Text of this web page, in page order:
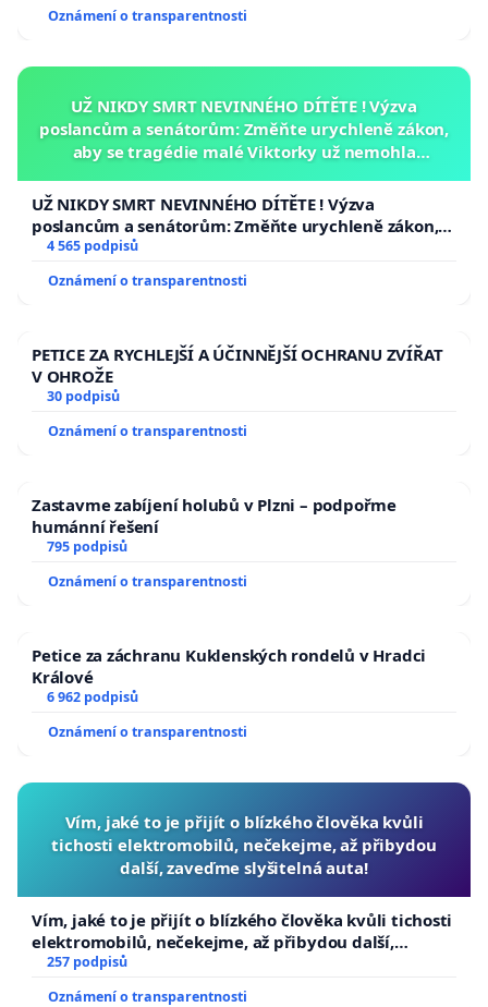
Oznámení o transparentnosti
UŽ NIKDY SMRT NEVINNÉHO DÍTĚTE ! Výzva
poslancům a senátorům: Změňte urychleně zákon,
aby se tragédie malé Viktorky už nemohla
UŽ NIKDY SMRT NEVINNÉHO DÍTĚTE ! Výzva
poslancům a senátorům: Změňte urychleně zákon,
aby se tragédie malé Viktorky už nemohla opakovat!
4 565 podpisů
Oznámení o transparentnosti
PETICE ZA RYCHLEJŠÍ A ÚČINNĚJŠÍ OCHRANU ZVÍŘAT
V OHROŽE
30 podpisů
Oznámení o transparentnosti
Zastavme zabíjení holubů v Plzni – podpořme
humánní řešení
795 podpisů
Oznámení o transparentnosti
Petice za záchranu Kuklenských rondelů v Hradci
Králové
6 962 podpisů
Oznámení o transparentnosti
Vím, jaké to je přijít o blízkého člověka kvůli
tichosti elektromobilů, nečekejme, až přibydou
další, zaveďme slyšitelná auta!
Vím, jaké to je přijít o blízkého člověka kvůli tichosti
elektromobilů, nečekejme, až přibydou další,
zaveďme slyšitelná auta!
257 podpisů
Oznámení o transparentnosti